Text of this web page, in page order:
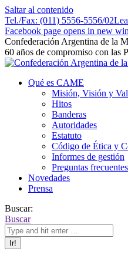
Saltar al contenido
Tel./Fax: (011) 5556-5556/02
Facebook page opens in new
Confederación Argentina de la
60 años de compromiso con las
Qué es CAME
Misión, Visión y
Hitos
Banderas
Autoridades
Estatuto
Código de Ética y
Informes de gestión
Preguntas frecuentes
Novedades
Prensa
Buscar:
Buscar